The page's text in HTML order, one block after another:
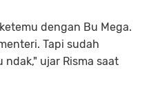
dengan Bu Mega.
Tapi sudah
ndak," ujar Risma saat